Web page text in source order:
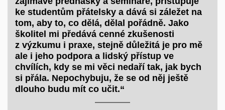
ke studentům přátelsky a dává si záležet na
tom, aby to, co dělá, dělal pořádně. Jako
školitel mi předává cenné zkušenosti
z výzkumu i praxe, stejně důležitá je pro mě
ale i jeho podpora a lidský přístup ve
chvílích, kdy se mi věci nedaří tak, jak bych
si přála. Nepochybuju, že se od něj ještě
dlouho budu mít co učit.“